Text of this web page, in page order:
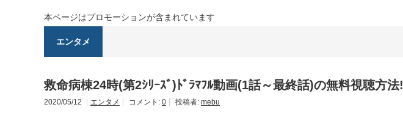
本ページはプロモーションが含まれています
エンタメ
救命病棟24時(第2ｼﾘｰｽﾞ)ﾄﾞﾗﾏﾌﾙ動画(1話～最終話)の無料視聴方法!
2020/05/12 エンタメ コメント: 0 投稿者: mebu